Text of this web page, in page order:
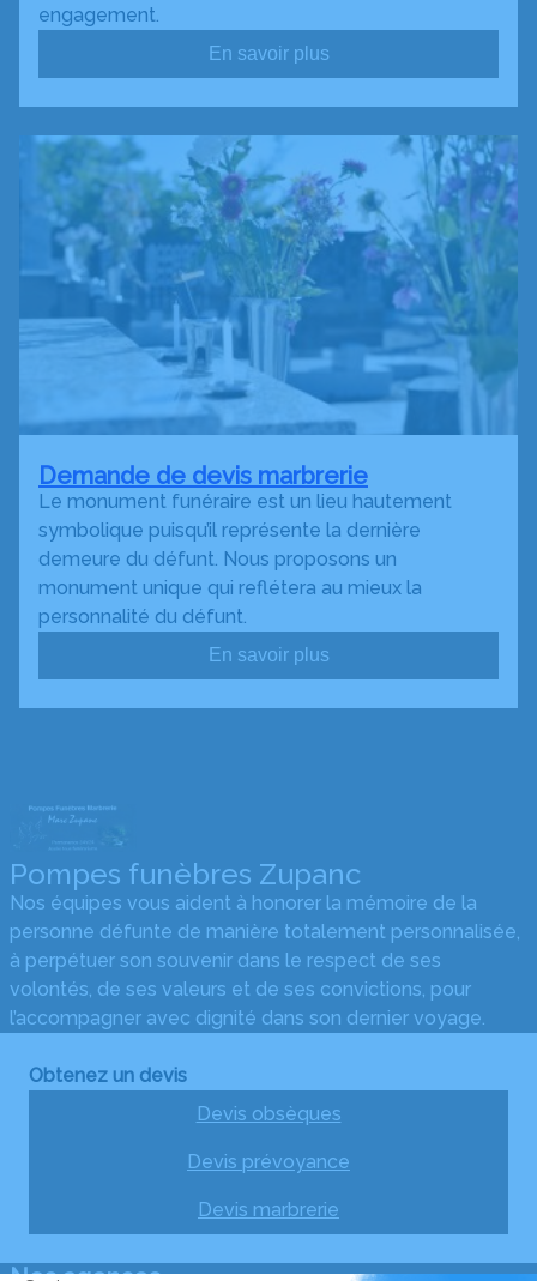
engagement.
En savoir plus
Demande de devis marbrerie
Le monument funéraire est un lieu hautement
symbolique puisqu’il représente la dernière
demeure du défunt. Nous proposons un
monument unique qui reflétera au mieux la
personnalité du défunt.
En savoir plus
Pompes funèbres Zupanc
Nos équipes vous aident à honorer la mémoire de la
personne défunte de manière totalement personnalisée,
à perpétuer son souvenir dans le respect de ses
volontés, de ses valeurs et de ses convictions, pour
l’accompagner avec dignité dans son dernier voyage.
Obtenez un devis
Devis obsèques
Devis prévoyance
Devis marbrerie